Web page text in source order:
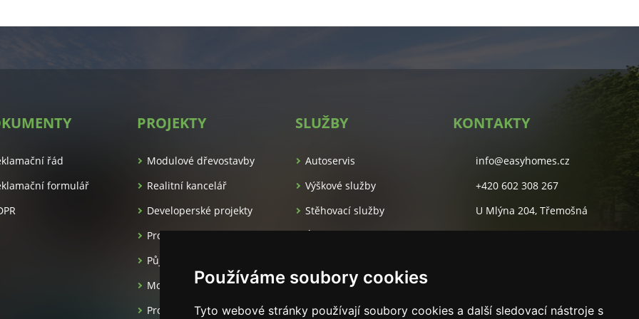
Používáme soubory cookies
Tyto webové stránky používají soubory cookies a další sledovací nástroje s
řád
formulář
PROJEKTY
Modulové dřevostavby
Realitní kancelář
Developerské projekty
Pronájem apartmánů
Půjčovna luxusních aut
Moderní dřevostavby
Projekční kancelář
SLUŽBY
Autoservis
Výškové služby
Stěhovací služby
Úklidové služby
KONTAKTY
info@easyhomes.cz
+420 602 308 267
U Mlýna 204, Třemošná
Studentská 55A, Plzeň